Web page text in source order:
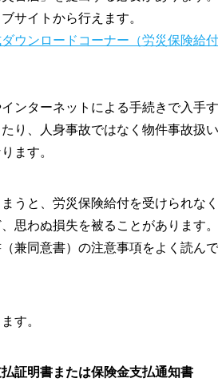
サイトから行えます。
ウンロードコーナー（労災保険給付
ンターネットによる手続きで入手
り、人身事故ではなく物件事故扱
ます。
うと、労災保険給付を受けられな
思わぬ損失を被ることがあります。
兼同意書）の注意事項をよく読ん
す。
証明書または保険金支払通知書